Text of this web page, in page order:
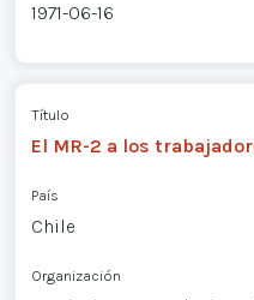
1971-06-16
Título
El MR-2 a los
País
Chile
Organización